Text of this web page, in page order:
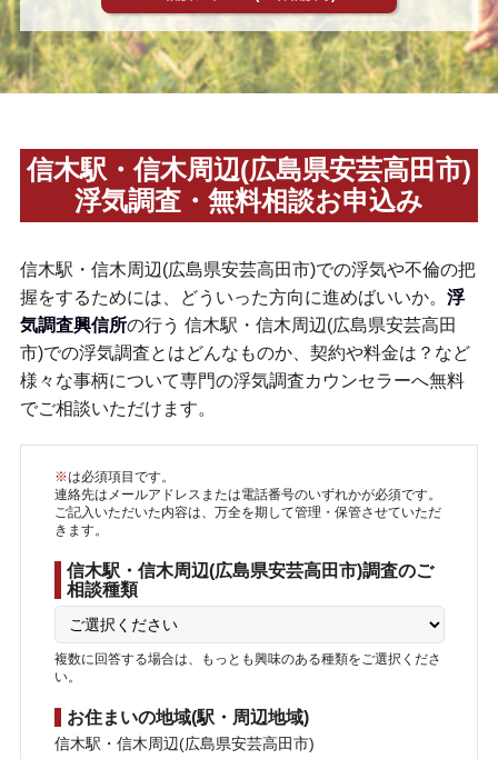
信木駅・信木周辺(広島県安芸高田市)
浮気調査・無料相談お申込み
信木駅・信木周辺(広島県安芸高田市)での浮気や不倫の把
握をするためには、どういった方向に進めばいいか。 浮
気調査興信所の行う 信木駅・信木周辺(広島県安芸高田
市)での浮気調査とはどんなものか、契約や料金は？など
様々な事柄について専門の浮気調査カウンセラーへ無料
でご相談いただけます。
※は必須項目です。
連絡先はメールアドレスまたは電話番号のいずれかが必須です。
ご記入いただいた内容は、万全を期して管理・保管させていただ
きます。
信木駅・信木周辺(広島県安芸高田市)調査のご
相談種類
複数に回答する場合は、もっとも興味のある種類をご選択くださ
い。
お住まいの地域(駅・周辺地域)
信木駅・信木周辺(広島県安芸高田市)